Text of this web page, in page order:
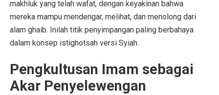
makhluk yang telah wafat, dengan keyakinan bahwa
mereka mampu mendengar, melihat, dan menolong dari
alam ghaib. Inilah titik penyimpangan paling berbahaya
dalam konsep istighotsah versi Syiah.
Pengkultusan Imam sebagai
Akar Penyelewengan